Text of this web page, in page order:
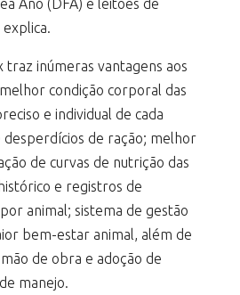
Ano (DFA) e leitões de
inúmeras vantagens aos
condição corporal das
e individual de cada
de ração; melhor
de curvas de nutrição das
e registros de
animal; sistema de gestão
bem-estar animal, além de
de obra e adoção de
manejo.